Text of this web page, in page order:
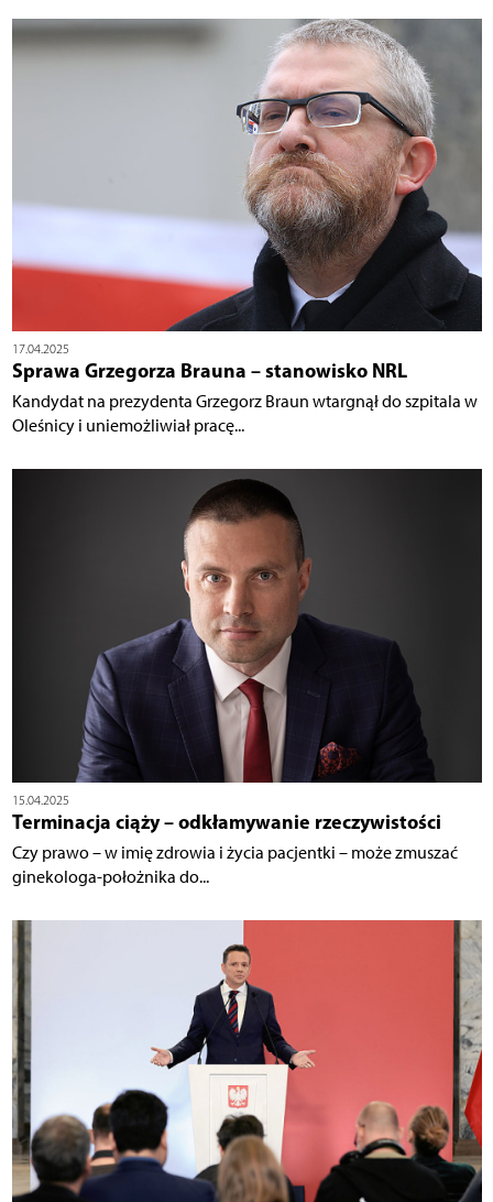
17.04.2025
Sprawa Grzegorza Brauna – stanowisko NRL
Kandydat na prezydenta Grzegorz Braun wtargnął do szpitala w
Oleśnicy i uniemożliwiał pracę...
15.04.2025
Terminacja ciąży – odkłamywanie rzeczywistości
Czy prawo – w imię zdrowia i życia pacjentki – może zmuszać
ginekologa-położnika do...